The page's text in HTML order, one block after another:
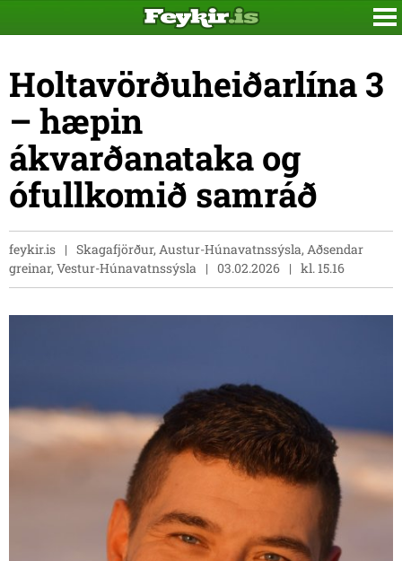
Holtavörðuheiðarlína 3
– hæpin
ákvarðanataka og
ófullkomið samráð
feykir.is
Skagafjörður, Austur-Húnavatnssýsla, Aðsendar
greinar, Vestur-Húnavatnssýsla
03.02.2026 kl. 15.16